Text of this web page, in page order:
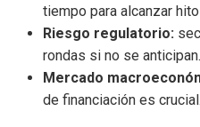
tiempo para alcanzar
Riesgo regulatorio:
rondas si no se anticipan.
Mercado
de financiación es crucial.